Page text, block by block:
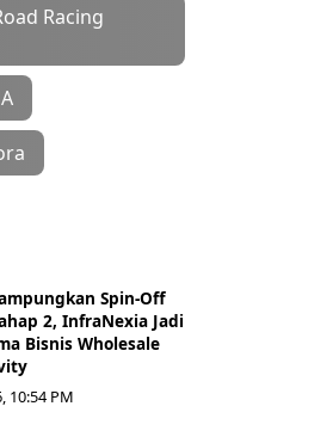
Racing
Spin-Off
2, InfraNexia Jadi
Bisnis Wholesale
10:54 PM